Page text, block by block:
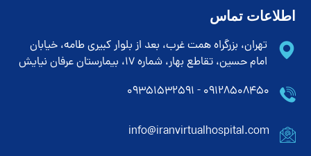
اطلاعات تماس
تهران، بزرگراه همت غرب، بعد از بلوار کبیری طامه، خیابان
امام حسین، تقاطع بهار، شماره 17، بیمارستان عرفان نیایش
۰۹۱۲۸۵۰۸۴۵۰ - ۰۹۳۵۱۵۳۲۵۹۱
info@iranvirtualhospital.com